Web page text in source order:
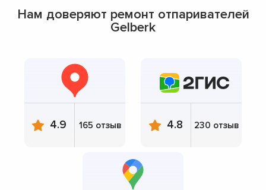
Нам доверяют ремонт отпаривателей
Gelberk
4.9 165 отзыв 4.8 230 отзыв